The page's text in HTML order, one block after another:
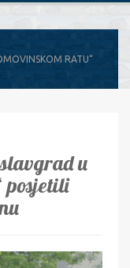
RATU“
u
posjetili